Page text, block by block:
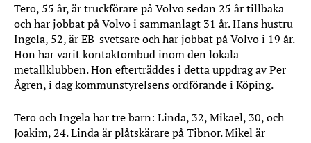
Tero, 55 år, är truckförare på Volvo sedan 25 år tillbaka
och har jobbat på Volvo i sammanlagt 31 år. Hans hustru
Ingela, 52, är EB-svetsare och har jobbat på Volvo i 19 år.
Hon har varit kontaktombud inom den lokala
metallklubben. Hon efterträddes i detta uppdrag av Per
Ågren, i dag kommunstyrelsens ordförande i Köping.
Tero och Ingela har tre barn: Linda, 32, Mikael, 30, och
Joakim, 24. Linda är plåtskärare på Tibnor. Mikel är